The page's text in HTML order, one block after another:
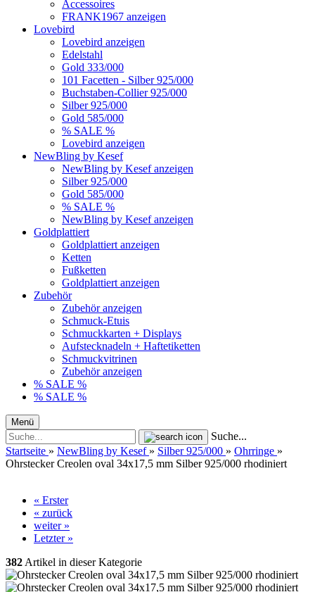
Accessoires
FRANK1967 anzeigen
Lovebird
Lovebird anzeigen
Edelstahl
Gold 333/000
101 Facetten - Silber 925/000
Buchstaben-Collier 925/000
Silber 925/000
Gold 585/000
% SALE %
Lovebird anzeigen
NewBling by Kesef
NewBling by Kesef anzeigen
Silber 925/000
Gold 585/000
% SALE %
NewBling by Kesef anzeigen
Goldplattiert
Goldplattiert anzeigen
Ketten
Fußketten
Goldplattiert anzeigen
Zubehör
Zubehör anzeigen
Schmuck-Etuis
Schmuckkarten + Displays
Aufstecknadeln + Haftetiketten
Schmuckvitrinen
Zubehör anzeigen
% SALE %
% SALE %
Menü
Suche...
Startseite » NewBling by Kesef » Silber 925/000 » Ohrringe »
Ohrstecker Creolen oval 34x17,5 mm Silber 925/000 rhodiniert
« Erster
« zurück
weiter »
Letzter »
382 Artikel in dieser Kategorie